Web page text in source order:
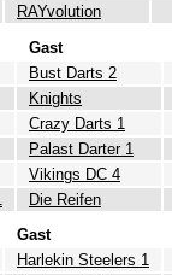
RAYvolution
Gast
Bust Darts 2
Knights
Crazy Darts 1
Palast Darter 1
Vikings DC 4
Die Reifen
Gast
Harlekin Steelers 1